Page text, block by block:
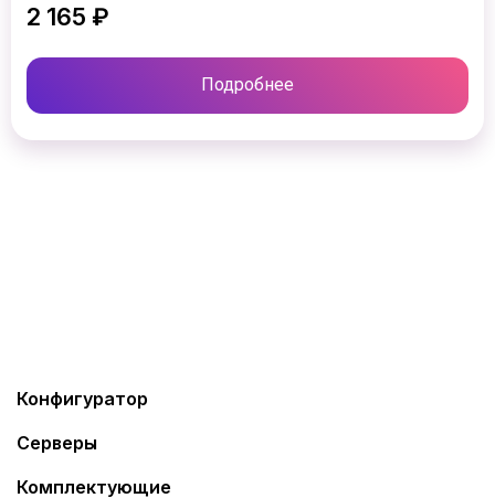
2 165 ₽
Подробнее
Конфигуратор
Серверы
Комплектующие